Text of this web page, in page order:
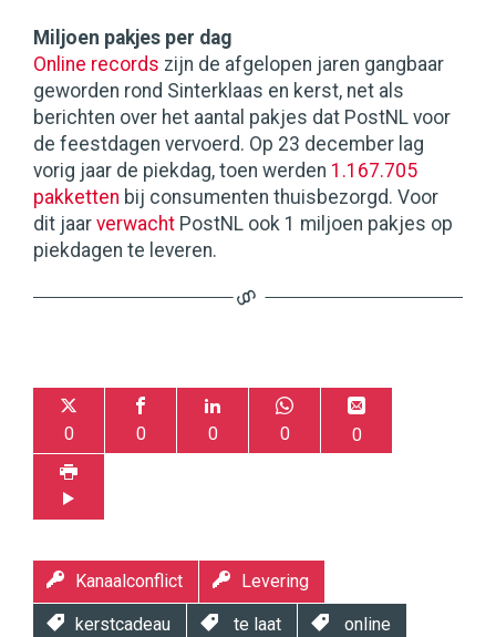
Miljoen pakjes per dag
Online records zijn de afgelopen jaren gangbaar
geworden rond Sinterklaas en kerst, net als
berichten over het aantal pakjes dat PostNL voor
de feestdagen vervoerd. Op 23 december lag
vorig jaar de piekdag, toen werden 1.167.705
pakketten bij consumenten thuisbezorgd. Voor
dit jaar verwacht PostNL ook 1 miljoen pakjes op
piekdagen te leveren.
0 0 0 0 0
Kanaalconflict Levering
kerstcadeau te laat online